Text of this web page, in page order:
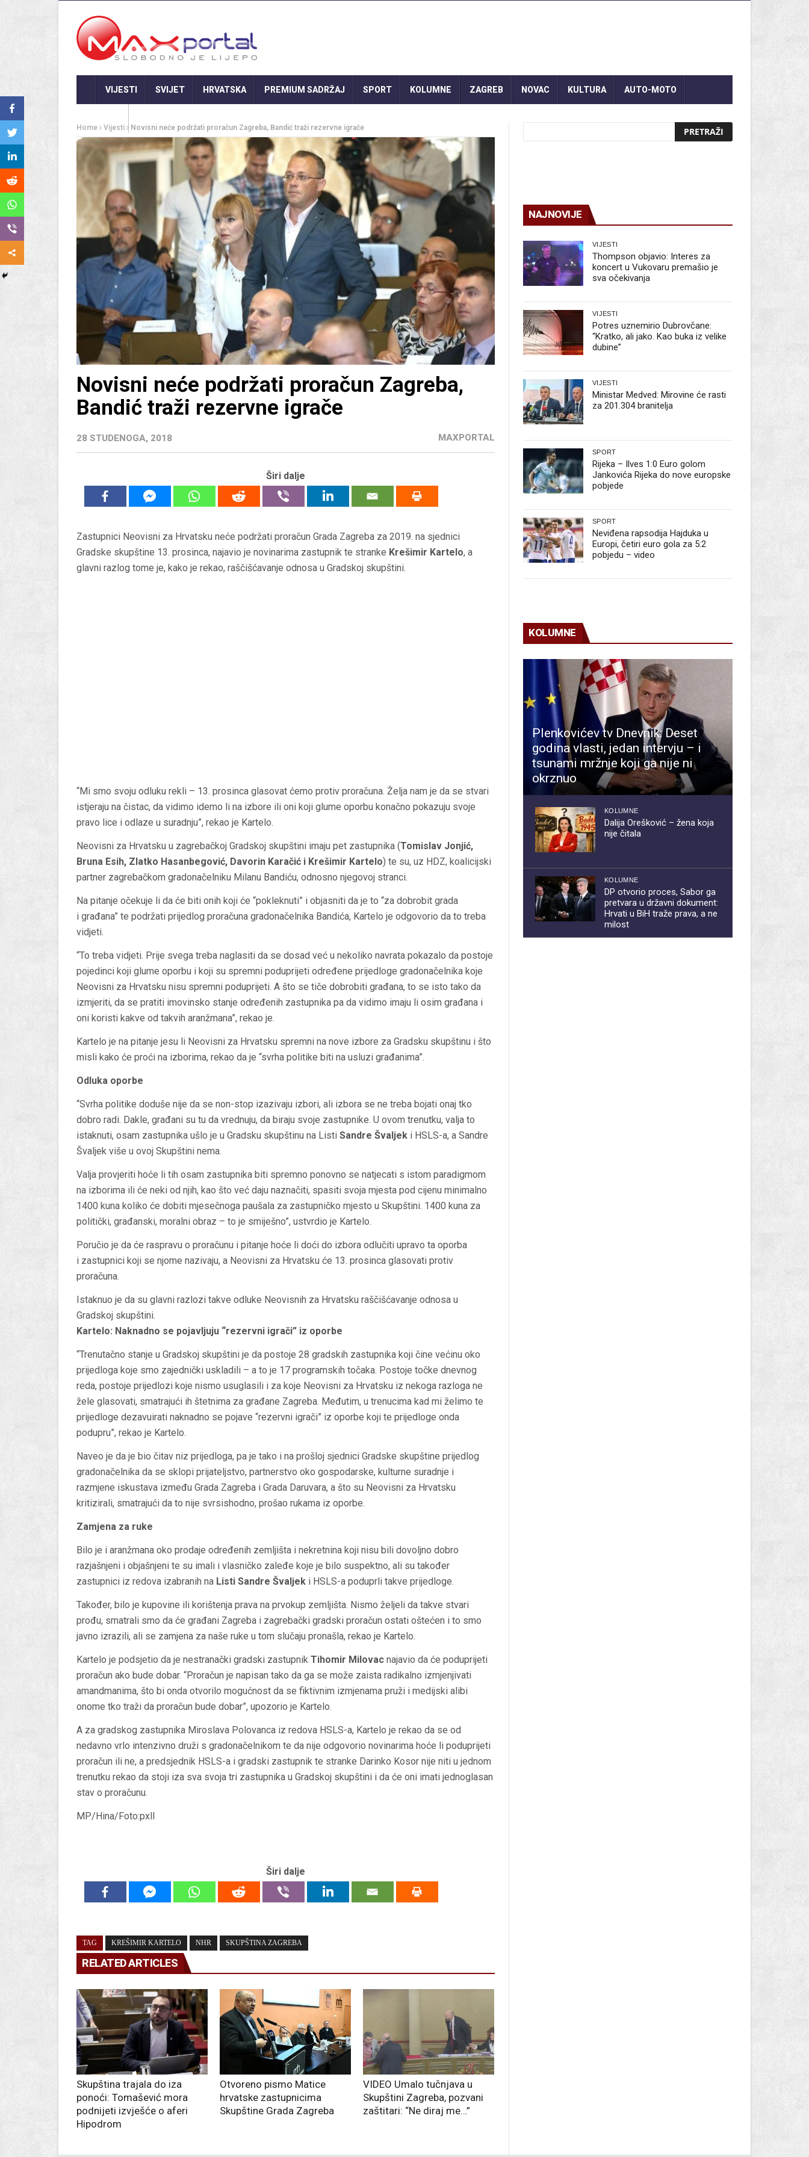
VIJESTI SVIJET HRVATSKA PREMIUM SADRŽAJ SPORT KOLUMNE ZAGREB NOVAC KULTURA AUTO-MOTO
Home Vijesti Novisni neće podržati proračun Zagreba, Bandić traži rezervne igrače
Novisni neće podržati proračun Zagreba,
Bandić traži rezervne igrače
28 STUDENOGA, 2018 MAXPORTAL
Širi dalje
Zastupnici Neovisni za Hrvatsku neće podržati proračun Grada Zagreba za 2019. na sjednici
Gradske skupštine 13. prosinca, najavio je novinarima zastupnik te stranke Krešimir Kartelo, a
glavni razlog tome je, kako je rekao, raščišćavanje odnosa u Gradskoj skupštini.
“Mi smo svoju odluku rekli – 13. prosinca glasovat ćemo protiv proračuna. Želja nam je da se stvari
istjeraju na čistac, da vidimo idemo li na izbore ili oni koji glume oporbu konačno pokazuju svoje
pravo lice i odlaze u suradnju”, rekao je Kartelo.
Neovisni za Hrvatsku u zagrebačkoj Gradskoj skupštini imaju pet zastupnika (Tomislav Jonjić,
Bruna Esih, Zlatko Hasanbegović, Davorin Karačić i Krešimir Kartelo) te su, uz HDZ, koalicijski
partner zagrebačkom gradonačelniku Milanu Bandiću, odnosno njegovoj stranci.
Na pitanje očekuje li da će biti onih koji će “pokleknuti” i objasniti da je to “za dobrobit grada
i građana” te podržati prijedlog proračuna gradonačelnika Bandića, Kartelo je odgovorio da to treba
vidjeti.
“To treba vidjeti. Prije svega treba naglasiti da se dosad već u nekoliko navrata pokazalo da postoje
pojedinci koji glume oporbu i koji su spremni poduprijeti određene prijedloge gradonačelnika koje
Neovisni za Hrvatsku nisu spremni poduprijeti. A što se tiče dobrobiti građana, to se isto tako da
izmjeriti, da se pratiti imovinsko stanje određenih zastupnika pa da vidimo imaju li osim građana i
oni koristi kakve od takvih aranžmana”, rekao je.
Kartelo je na pitanje jesu li Neovisni za Hrvatsku spremni na nove izbore za Gradsku skupštinu i što
misli kako će proći na izborima, rekao da je “svrha politike biti na usluzi građanima”.
Odluka oporbe
“Svrha politike doduše nije da se non-stop izazivaju izbori, ali izbora se ne treba bojati onaj tko
dobro radi. Dakle, građani su tu da vrednuju, da biraju svoje zastupnike. U ovom trenutku, valja to
istaknuti, osam zastupnika ušlo je u Gradsku skupštinu na Listi Sandre Švaljek i HSLS-a, a Sandre
Švaljek više u ovoj Skupštini nema.
Valja provjeriti hoće li tih osam zastupnika biti spremno ponovno se natjecati s istom paradigmom
na izborima ili će neki od njih, kao što već daju naznačiti, spasiti svoja mjesta pod cijenu minimalno
1400 kuna koliko će dobiti mjesečnoga paušala za zastupničko mjesto u Skupštini. 1400 kuna za
politički, građanski, moralni obraz – to je smiješno”, ustvrdio je Kartelo.
Poručio je da će raspravu o proračunu i pitanje hoće li doći do izbora odlučiti upravo ta oporba
i zastupnici koji se njome nazivaju, a Neovisni za Hrvatsku će 13. prosinca glasovati protiv
proračuna.
Istaknuo je da su glavni razlozi takve odluke Neovisnih za Hrvatsku raščišćavanje odnosa u
Gradskoj skupštini.
Kartelo: Naknadno se pojavljuju “rezervni igrači” iz oporbe
“Trenutačno stanje u Gradskoj skupštini je da postoje 28 gradskih zastupnika koji čine većinu oko
prijedloga koje smo zajednički uskladili – a to je 17 programskih točaka. Postoje točke dnevnog
reda, postoje prijedlozi koje nismo usuglasili i za koje Neovisni za Hrvatsku iz nekoga razloga ne
žele glasovati, smatrajući ih štetnima za građane Zagreba. Međutim, u trenucima kad mi želimo te
prijedloge dezavuirati naknadno se pojave “rezervni igrači” iz oporbe koji te prijedloge onda
podupru”, rekao je Kartelo.
Naveo je da je bio čitav niz prijedloga, pa je tako i na prošloj sjednici Gradske skupštine prijedlog
gradonačelnika da se sklopi prijateljstvo, partnerstvo oko gospodarske, kulturne suradnje i
razmjene iskustava između Grada Zagreba i Grada Daruvara, a što su Neovisni za Hrvatsku
kritizirali, smatrajući da to nije svrsishodno, prošao rukama iz oporbe.
Zamjena za ruke
Bilo je i aranžmana oko prodaje određenih zemljišta i nekretnina koji nisu bili dovoljno dobro
razjašnjeni i objašnjeni te su imali i vlasničko zaleđe koje je bilo suspektno, ali su također
zastupnici iz redova izabranih na Listi Sandre Švaljek i HSLS-a poduprli takve prijedloge.
Također, bilo je kupovine ili korištenja prava na prvokup zemljišta. Nismo željeli da takve stvari
prođu, smatrali smo da će građani Zagreba i zagrebački gradski proračun ostati oštećen i to smo
javno izrazili, ali se zamjena za naše ruke u tom slučaju pronašla, rekao je Kartelo.
Kartelo je podsjetio da je nestranački gradski zastupnik Tihomir Milovac najavio da će poduprijeti
proračun ako bude dobar. “Proračun je napisan tako da ga se može zaista radikalno izmjenjivati
amandmanima, što bi onda otvorilo mogućnost da se fiktivnim izmjenama pruži i medijski alibi
onome tko traži da proračun bude dobar”, upozorio je Kartelo.
A za gradskog zastupnika Miroslava Polovanca iz redova HSLS-a, Kartelo je rekao da se od
nedavno vrlo intenzivno druži s gradonačelnikom te da nije odgovorio novinarima hoće li poduprijeti
proračun ili ne, a predsjednik HSLS-a i gradski zastupnik te stranke Darinko Kosor nije niti u jednom
trenutku rekao da stoji iza sva svoja tri zastupnika u Gradskoj skupštini i da će oni imati jednoglasan
stav o proračunu.
MP/Hina/Foto:pxll
Širi dalje
TAG KREŠIMIR KARTELO NHR SKUPŠTINA ZAGREBA
RELATED ARTICLES
Skupština trajala do iza
ponoći: Tomašević mora
podnijeti izvješće o aferi
Hipodrom
Otvoreno pismo Matice
hrvatske zastupnicima
Skupštine Grada Zagreba
VIDEO Umalo tučnjava u
Skupštini Zagreba, pozvani
zaštitari: “Ne diraj me…”
NAJNOVIJE
VIJESTI
Thompson objavio: Interes za
koncert u Vukovaru premašio je
sva očekivanja
VIJESTI
Potres uznemirio Dubrovčane:
“Kratko, ali jako. Kao buka iz velike
dubine”
VIJESTI
Ministar Medved: Mirovine će rasti
za 201.304 branitelja
SPORT
Rijeka – Ilves 1:0 Euro golom
Jankovića Rijeka do nove europske
pobjede
SPORT
Neviđena rapsodija Hajduka u
Europi, četiri euro gola za 5:2
pobjedu – video
KOLUMNE
Plenkovićev tv Dnevnik: Deset
godina vlasti, jedan intervju – i
tsunami mržnje koji ga nije ni
okrznuo
KOLUMNE
Dalija Orešković – žena koja
nije čitala
KOLUMNE
DP otvorio proces, Sabor ga
pretvara u državni dokument:
Hrvati u BiH traže prava, a ne
milost